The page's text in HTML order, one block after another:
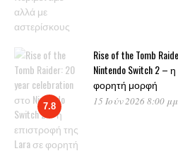
7.8
Rise of the Tomb
Nintendo Switch 2 –
φορητή μορφή
15 Ιούν 2026 8:00 μμ